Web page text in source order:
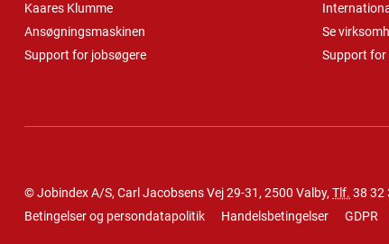
Kaares Klumme
Ansøgningsmaskinen
Support for jobsøgere
Se
Support for
© Jobindex A/S, Carl Jacobsens Vej 29-31, 2500 Valby, Tlf. 38 32
Betingelser og persondatapolitik
Handelsbetingelser GDPR